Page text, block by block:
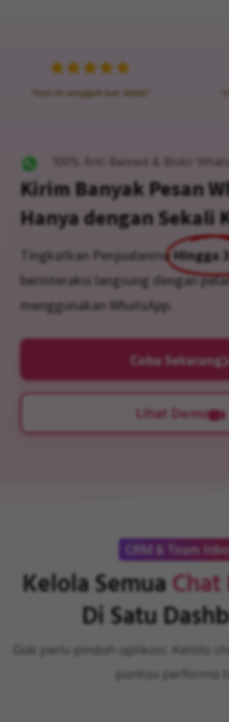
"tool ini sungguh luar biasa"
100% Anti Banned & Blokir
Kirim Banyak Pesan
Hanya dengan Sekali
Tingkatkan Penjualanmu Hingga
berinteraksi langsung dengan
menggunakan WhatsApp.
Coba Sekarang
Lihat Demo
CRM & Team
Kelola SemuaChat
Di Satu
Gak perlu pindah aplikasi. Kelola
pantau performa